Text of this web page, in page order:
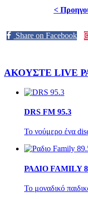
<
Share on Facebook
ΑΚΟΥΣΤΕ LIVE
DRS FM 95.3
Το νούμερο ένα
ΡΑΔΙΟ FAMILY
Το μοναδικό